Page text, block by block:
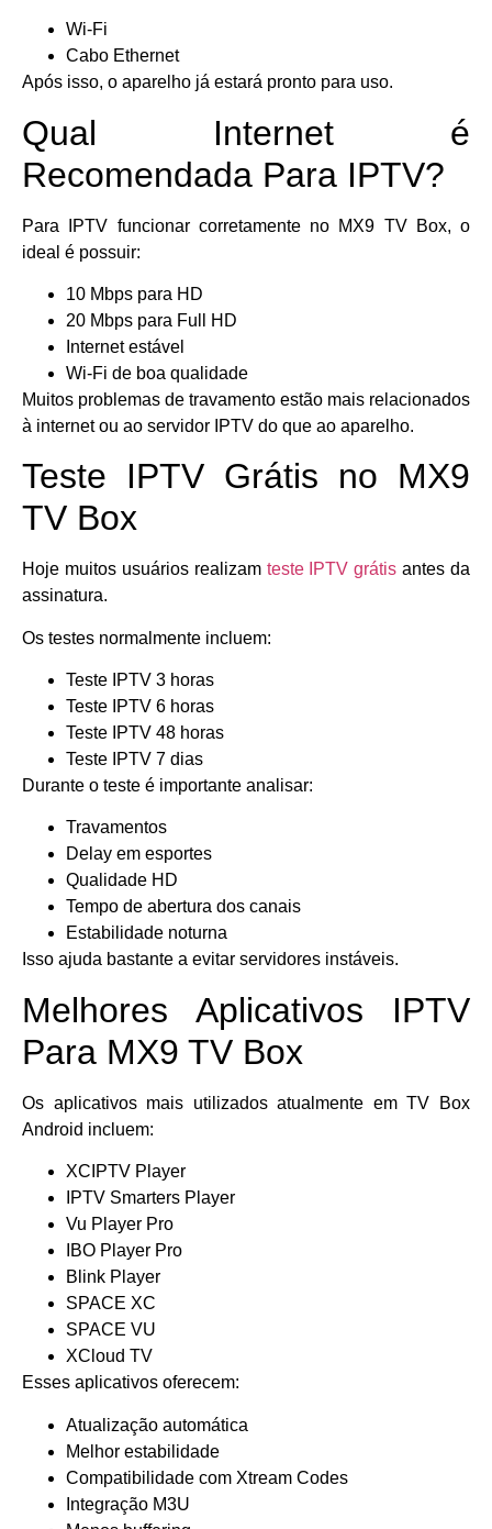
Wi-Fi
Cabo Ethernet
Após isso, o aparelho já estará pronto para uso.
Qual Internet é
Recomendada Para IPTV?
Para IPTV funcionar corretamente no MX9 TV Box, o
ideal é possuir:
10 Mbps para HD
20 Mbps para Full HD
Internet estável
Wi-Fi de boa qualidade
Muitos problemas de travamento estão mais relacionados
à internet ou ao servidor IPTV do que ao aparelho.
Teste IPTV Grátis no MX9
TV Box
Hoje muitos usuários realizam teste IPTV grátis antes da
assinatura.
Os testes normalmente incluem:
Teste IPTV 3 horas
Teste IPTV 6 horas
Teste IPTV 48 horas
Teste IPTV 7 dias
Durante o teste é importante analisar:
Travamentos
Delay em esportes
Qualidade HD
Tempo de abertura dos canais
Estabilidade noturna
Isso ajuda bastante a evitar servidores instáveis.
Melhores Aplicativos IPTV
Para MX9 TV Box
Os aplicativos mais utilizados atualmente em TV Box
Android incluem:
XCIPTV Player
IPTV Smarters Player
Vu Player Pro
IBO Player Pro
Blink Player
SPACE XC
SPACE VU
XCloud TV
Esses aplicativos oferecem:
Atualização automática
Melhor estabilidade
Compatibilidade com Xtream Codes
Integração M3U